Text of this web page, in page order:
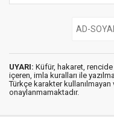
UYARI: Küfür, hakaret,
içeren, imla kuralları ile
Türkçe karakter
onaylanmamaktadır.